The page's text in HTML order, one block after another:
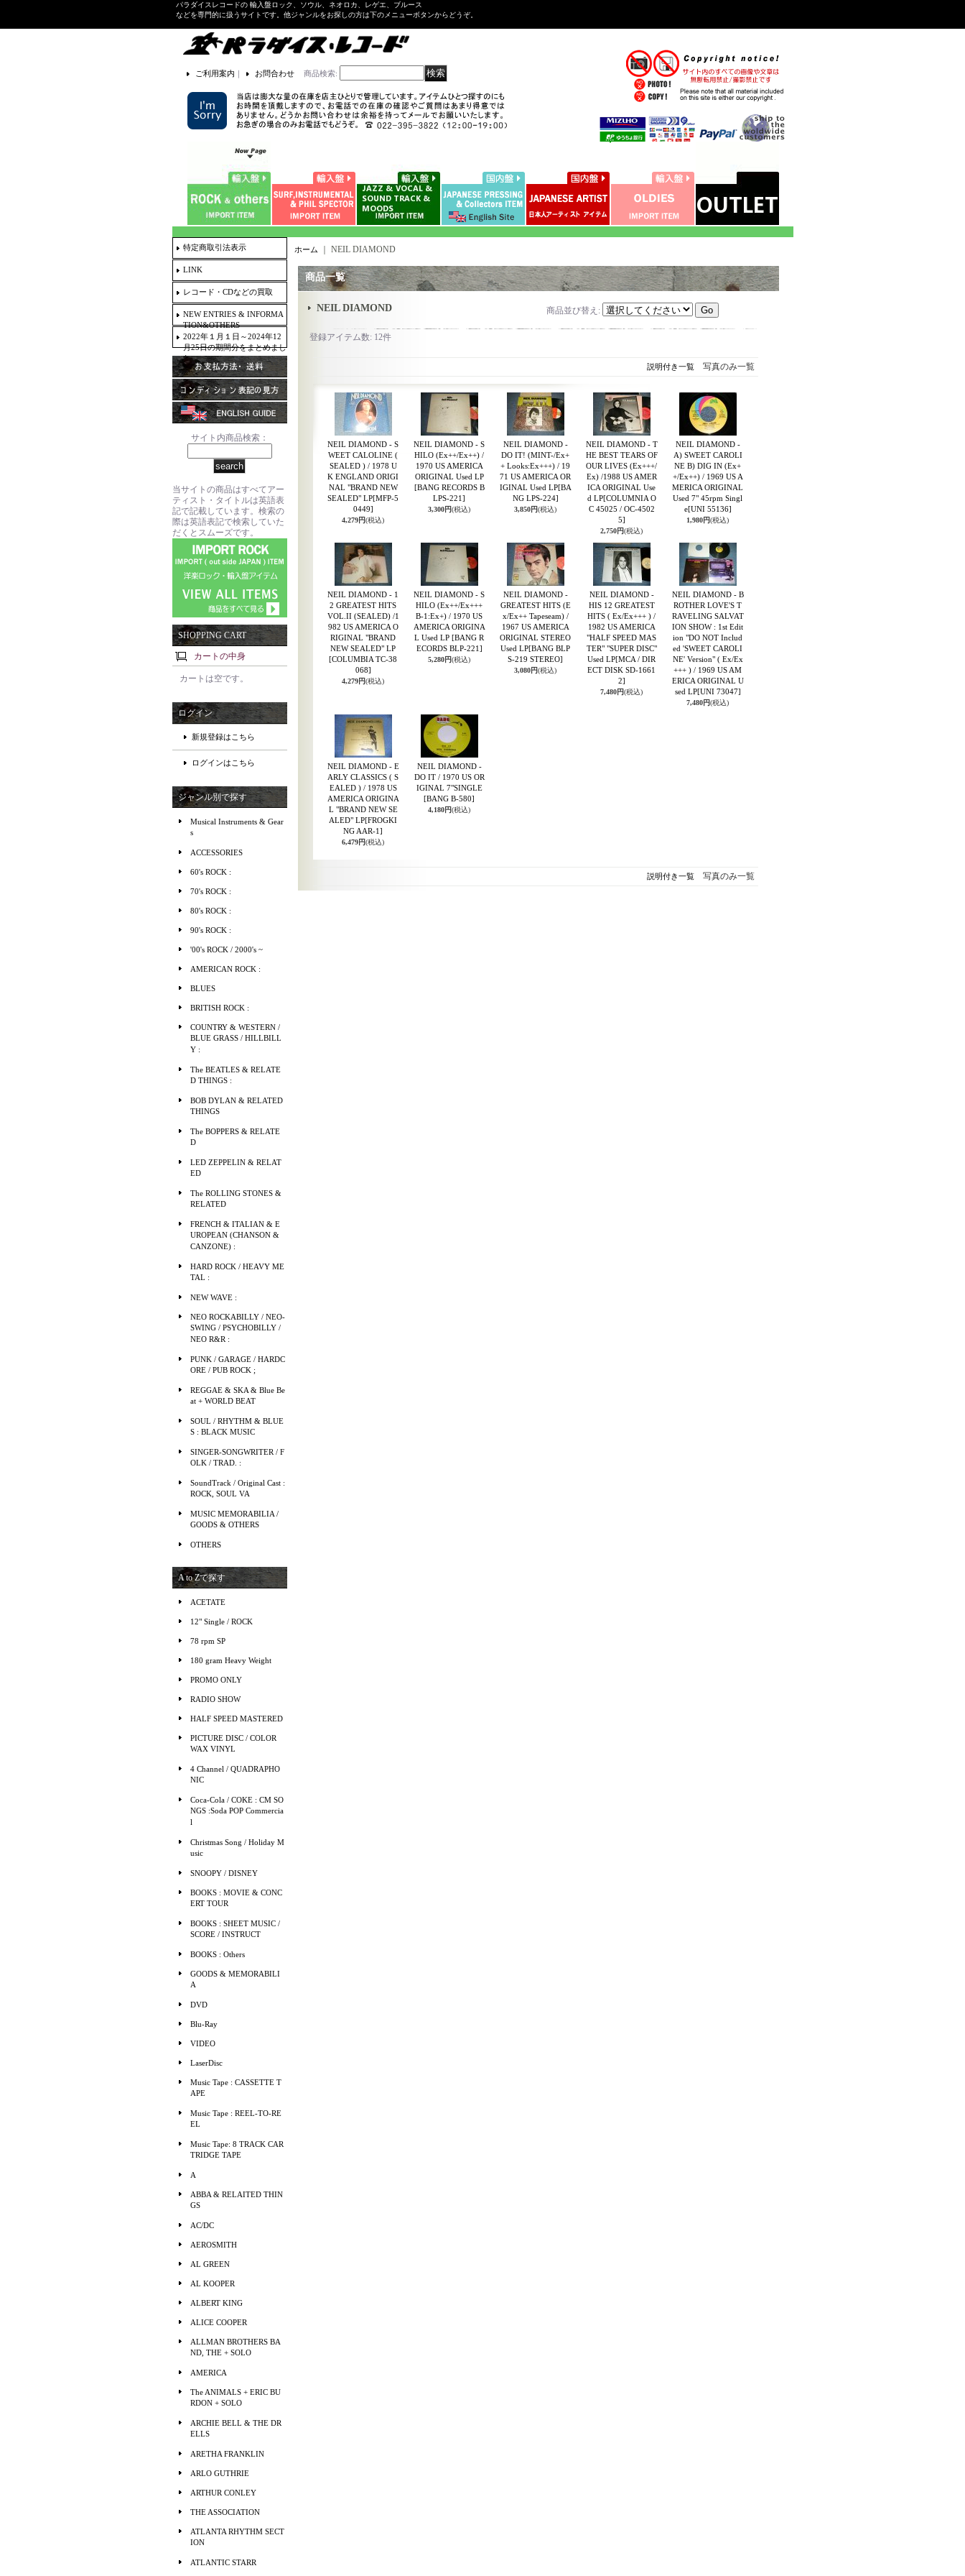
パラダイスレコードの 輸入盤ロック、ソウル、ネオロカ、レゲエ、ブルース
などを専門的に扱うサイトです。他ジャンルをお探しの方は下のメニューボタンからどうぞ。
ご利用案内 ｜ お問合わせ 商品検索:
特定商取引法表示
LINK
レコード・CDなどの買取
NEW ENTRIES & INFORMA
TION&OTHERS
2022年１月１日～2024年12
月25日の期間分をまとめまし
た。
サイト内商品検索：
当サイトの商品はすべてアー
ティスト・タイトルは英語表
記で記載しています。検索の
際は英語表記で検索していた
だくとスムーズです。
SHOPPING CART
カートの中身
カートは空です。
ログイン
新規登録はこちら
ログインはこちら
ジャンル別で探す
Musical Instruments & Gear
s
ACCESSORIES
60's ROCK :
70's ROCK :
80's ROCK :
90's ROCK :
'00's ROCK / 2000's ~
AMERICAN ROCK :
BLUES
BRITISH ROCK :
COUNTRY & WESTERN /
BLUE GRASS / HILLBILL
Y :
The BEATLES & RELATE
D THINGS :
BOB DYLAN & RELATED
THINGS
The BOPPERS & RELATE
D
LED ZEPPELIN & RELAT
ED
The ROLLING STONES &
RELATED
FRENCH & ITALIAN & E
UROPEAN (CHANSON &
CANZONE) :
HARD ROCK / HEAVY ME
TAL :
NEW WAVE :
NEO ROCKABILLY / NEO-
SWING / PSYCHOBILLY /
NEO R&R :
PUNK / GARAGE / HARDC
ORE / PUB ROCK ;
REGGAE & SKA & Blue Be
at + WORLD BEAT
SOUL / RHYTHM & BLUE
S : BLACK MUSIC
SINGER-SONGWRITER / F
OLK / TRAD. :
SoundTrack / Original Cast :
ROCK, SOUL VA
MUSIC MEMORABILIA /
GOODS & OTHERS
OTHERS
A to Zで探す
ACETATE
12" Single / ROCK
78 rpm SP
180 gram Heavy Weight
PROMO ONLY
RADIO SHOW
HALF SPEED MASTERED
PICTURE DISC / COLOR
WAX VINYL
4 Channel / QUADRAPHO
NIC
Coca-Cola / COKE : CM SO
NGS :Soda POP Commercia
l
Christmas Song / Holiday M
usic
SNOOPY / DISNEY
BOOKS : MOVIE & CONC
ERT TOUR
BOOKS : SHEET MUSIC /
SCORE / INSTRUCT
BOOKS : Others
GOODS & MEMORABILI
A
DVD
Blu-Ray
VIDEO
LaserDisc
Music Tape : CASSETTE T
APE
Music Tape : REEL-TO-RE
EL
Music Tape: 8 TRACK CAR
TRIDGE TAPE
A
ABBA & RELAITED THIN
GS
AC/DC
AEROSMITH
AL GREEN
AL KOOPER
ALBERT KING
ALICE COOPER
ALLMAN BROTHERS BA
ND, THE + SOLO
AMERICA
The ANIMALS + ERIC BU
RDON + SOLO
ARCHIE BELL & THE DR
ELLS
ARETHA FRANKLIN
ARLO GUTHRIE
ARTHUR CONLEY
THE ASSOCIATION
ATLANTA RHYTHM SECT
ION
ATLANTIC STARR
ホーム NEIL DIAMOND
商品一覧
NEIL DIAMOND 商品並び替え :
登録アイテム数:12件
説明付き一覧写真のみ一覧
NEIL DIAMOND - S
WEET CALOLINE (
SEALED ) / 1978 U
K ENGLAND ORIGI
NAL "BRAND NEW
SEALED" LP[MFP-5
0449]
4,279円(税込)
NEIL DIAMOND - S
HILO (Ex++/Ex++) /
1970 US AMERICA
ORIGINAL Used LP
[BANG RECORDS B
LPS-221]
3,300円(税込)
NEIL DIAMOND -
DO IT! (MINT-/Ex+
+ Looks:Ex+++) / 19
71 US AMERICA OR
IGINAL Used LP[BA
NG LPS-224]
3,850円(税込)
NEIL DIAMOND - T
HE BEST TEARS OF
OUR LIVES (Ex+++/
Ex) /1988 US AMER
ICA ORIGINAL Use
d LP[COLUMNIA O
C 45025 / OC-4502
5]
2,750円(税込)
NEIL DIAMOND -
A) SWEET CAROLI
NE B) DIG IN (Ex+
+/Ex++) / 1969 US A
MERICA ORIGINAL
Used 7" 45rpm Singl
e[UNI 55136]
1,980円(税込)
NEIL DIAMOND - 1
2 GREATEST HITS
VOL.II (SEALED) /1
982 US AMERICA O
RIGINAL "BRAND
NEW SEALED" LP
[COLUMBIA TC-38
068]
4,279円(税込)
NEIL DIAMOND - S
HILO (Ex++/Ex+++
B-1:Ex+) / 1970 US
AMERICA ORIGINA
L Used LP [BANG R
ECORDS BLP-221]
5,280円(税込)
NEIL DIAMOND -
GREATEST HITS (E
x/Ex++ Tapeseam) /
1967 US AMERICA
ORIGINAL STEREO
Used LP[BANG BLP
S-219 STEREO]
3,080円(税込)
NEIL DIAMOND -
HIS 12 GREATEST
HITS ( Ex/Ex+++ ) /
1982 US AMERICA
"HALF SPEED MAS
TER" "SUPER DISC"
Used LP[MCA / DIR
ECT DISK SD-1661
2]
7,480円(税込)
NEIL DIAMOND - B
ROTHER LOVE'S T
RAVELING SALVAT
ION SHOW : 1st Edit
ion "DO NOT Includ
ed 'SWEET CAROLI
NE' Version" ( Ex/Ex
+++ ) / 1969 US AM
ERICA ORIGINAL U
sed LP[UNI 73047]
7,480円(税込)
NEIL DIAMOND - E
ARLY CLASSICS ( S
EALED ) / 1978 US
AMERICA ORIGINA
L "BRAND NEW SE
ALED" LP[FROGKI
NG AAR-1]
6,479円(税込)
NEIL DIAMOND -
DO IT / 1970 US OR
IGINAL 7"SINGLE
[BANG B-580]
4,180円(税込)
説明付き一覧写真のみ一覧